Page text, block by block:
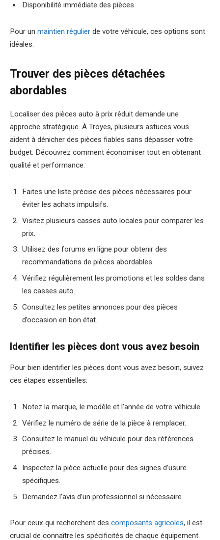
Disponibilité immédiate des pièces
Pour un maintien régulier de votre véhicule, ces options sont
idéales.
Trouver des pièces détachées
abordables
Localiser des pièces auto à prix réduit demande une
approche stratégique. À Troyes, plusieurs astuces vous
aident à dénicher des pièces fiables sans dépasser votre
budget. Découvrez comment économiser tout en obtenant
qualité et performance.
Faites une liste précise des pièces nécessaires pour
éviter les achats impulsifs.
Visitez plusieurs casses auto locales pour comparer les
prix.
Utilisez des forums en ligne pour obtenir des
recommandations de pièces abordables.
Vérifiez régulièrement les promotions et les soldes dans
les casses auto.
Consultez les petites annonces pour des pièces
d’occasion en bon état.
Identifier les pièces dont vous avez besoin
Pour bien identifier les pièces dont vous avez besoin, suivez
ces étapes essentielles:
Notez la marque, le modèle et l’année de votre véhicule.
Vérifiez le numéro de série de la pièce à remplacer.
Consultez le manuel du véhicule pour des références
précises.
Inspectez la pièce actuelle pour des signes d’usure
spécifiques.
Demandez l’avis d’un professionnel si nécessaire.
Pour ceux qui recherchent des composants agricoles, il est
crucial de connaître les spécificités de chaque équipement.